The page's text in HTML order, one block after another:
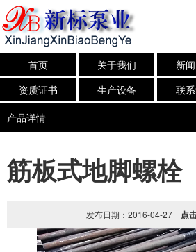
首页 关于我们 新
资质证书
生产设备
联
产品详情
筋板式地脚螺栓
发布日期：2016-04-27 点